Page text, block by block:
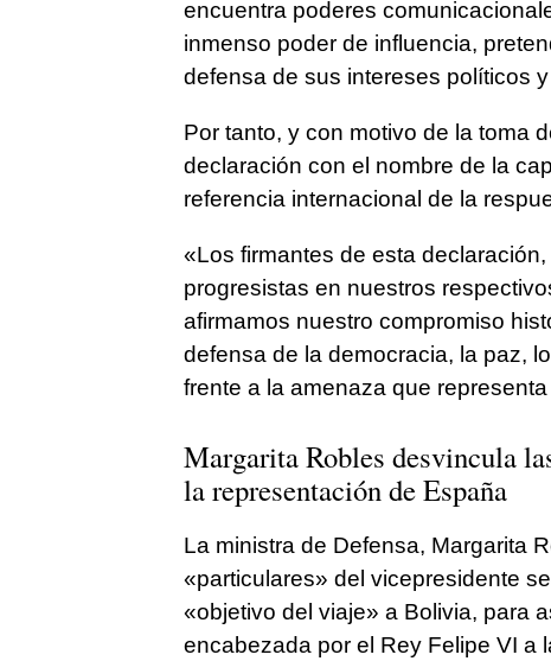
encuentra poderes
inmenso poder de influencia,
defensa de sus intereses políticos
Por tanto, y con motivo de la toma
declaración con el nombre de la
referencia internacional de la
«Los firmantes de esta
progresistas en nuestros
afirmamos nuestro compromiso
defensa de la democracia, la paz,
frente a la amenaza que
Margarita Robles desvincula
la representación de España
La ministra de Defensa, Margarita
«particulares» del vicepresidente
«objetivo del viaje» a Bolivia, para
encabezada por el Rey Felipe VI a